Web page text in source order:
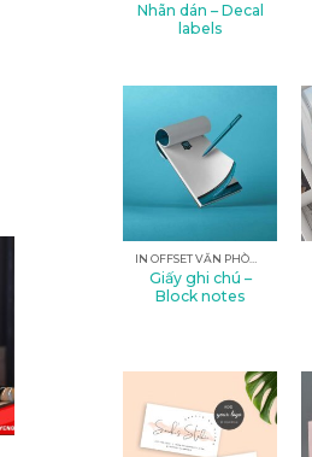
Nhãn dán – Decal
labels
IN OFFSET VĂN PHÒNG
Giấy ghi chú –
Block notes